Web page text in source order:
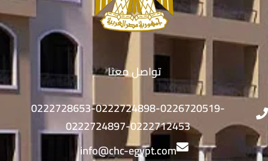
تواصل معنا
0222728653-0222724898-0226720519-
0222724897-0222712453
info@chc-egypt.com